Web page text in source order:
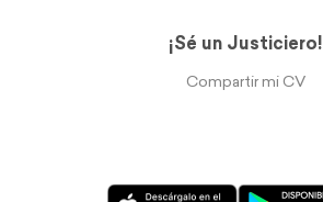
¡Sé un Justiciero!
Compartir mi CV